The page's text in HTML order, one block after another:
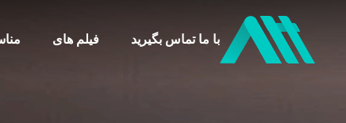
فیلم های با ما تماس بگیرید